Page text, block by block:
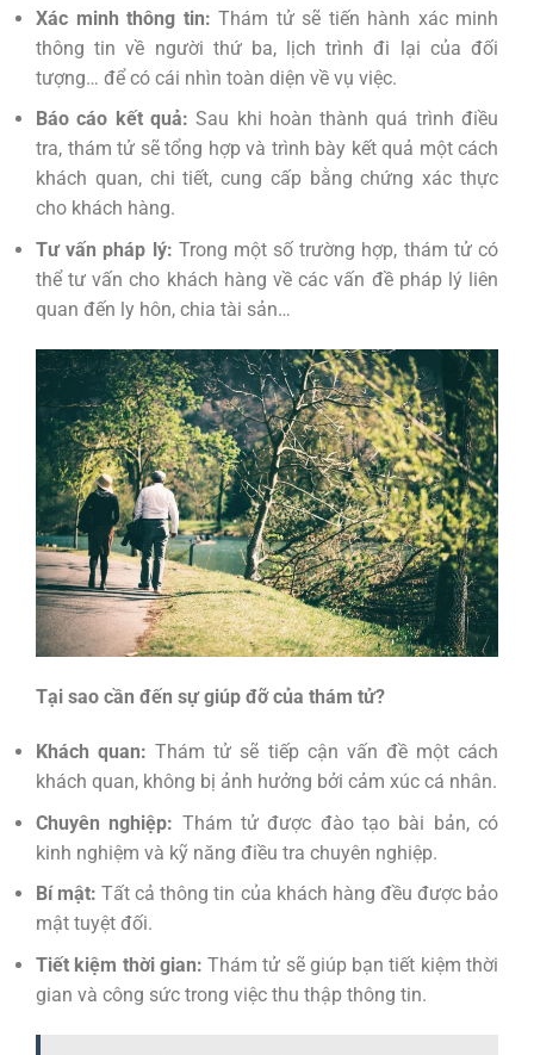
Xác minh thông tin: Thám tử sẽ tiến hành xác minh
thông tin về người thứ ba, lịch trình đi lại của đối
tượng… để có cái nhìn toàn diện về vụ việc.
Báo cáo kết quả: Sau khi hoàn thành quá trình điều
tra, thám tử sẽ tổng hợp và trình bày kết quả một cách
khách quan, chi tiết, cung cấp bằng chứng xác thực
cho khách hàng.
Tư vấn pháp lý: Trong một số trường hợp, thám tử có
thể tư vấn cho khách hàng về các vấn đề pháp lý liên
quan đến ly hôn, chia tài sản…
Tại sao cần đến sự giúp đỡ của thám tử?
Khách quan: Thám tử sẽ tiếp cận vấn đề một cách
khách quan, không bị ảnh hưởng bởi cảm xúc cá nhân.
Chuyên nghiệp: Thám tử được đào tạo bài bản, có
kinh nghiệm và kỹ năng điều tra chuyên nghiệp.
Bí mật: Tất cả thông tin của khách hàng đều được bảo
mật tuyệt đối.
Tiết kiệm thời gian: Thám tử sẽ giúp bạn tiết kiệm thời
gian và công sức trong việc thu thập thông tin.